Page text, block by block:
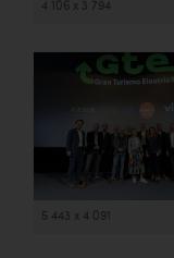
4 106 x 3 794
5 443 x 4 091